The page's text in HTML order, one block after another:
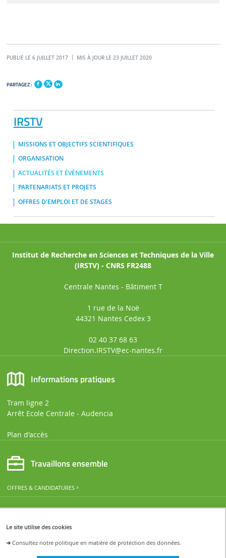
Le site utilise des cookies
➜Consultez notre politique en matière de protection des données.
IRSTV
MISSIONS ET OBJECTIFS SCIENTIFIQUES
ORGANISATION
ACTUALITÉS ET ÉVÉNEMENTS
PARTENARIATS ET PROJETS
OFFRES D'EMPLOI ET DE STAGES
PUBLIÉ LE 6 JUILLET 2017 MIS À JOUR LE 23 JUILLET 2020
PARTAGEZ :
Institut de Recherche en Sciences et Techniques de la Ville
(IRSTV) - CNRS FR2488
Centrale Nantes - Bâtiment T
1 rue de la Noë
44321 Nantes Cedex 3
02 40 37 68 63
Direction.IRSTV@ec-nantes.fr
Informations pratiques
Tram ligne 2
Arrêt Ecole Centrale - Audencia
Plan d'accès
Travaillons ensemble
OFFRES & CANDIDATURES
ACTUALITÉS ET ÉVÉNEMENTS DE L'IRSTV